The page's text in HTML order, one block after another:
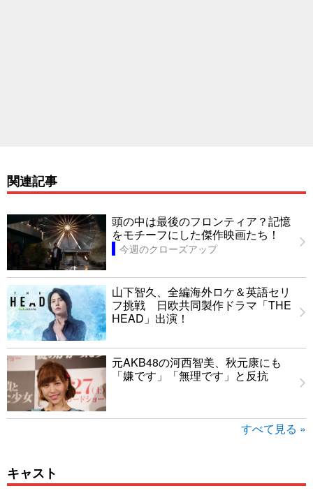
関連記事
頭の中は最後のフロンティア？記憶
をモチーフにした傑作映画たち！
今週のクローズアップ
山下智久、全編海外ロケ＆英語セリ
フ挑戦 日欧共同製作ドラマ「THE
HEAD」出演！
元AKB48の河西智美、秋元康にも
「嫌です」「無理です」と反抗
すべて見る »
キャスト